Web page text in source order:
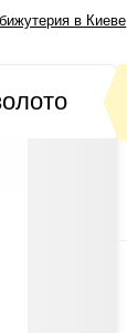
в Киеве